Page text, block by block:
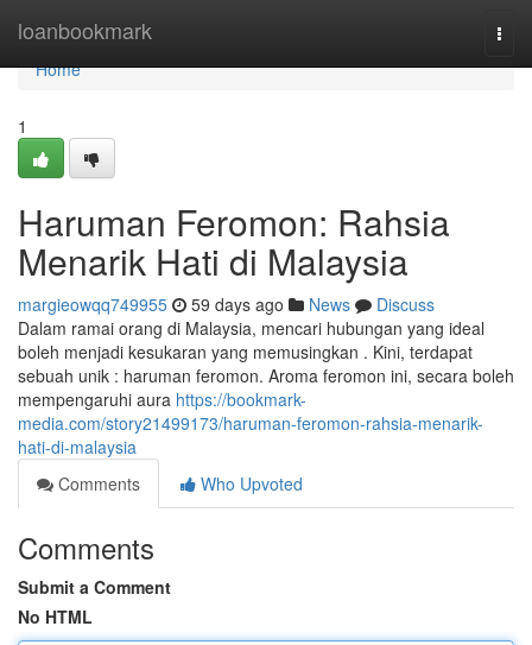
loanbookmark
Home
Home
1
Haruman Feromon: Rahsia
Menarik Hati di Malaysia
margieowqq749955 59 days ago News
Discuss
Dalam ramai orang di Malaysia, mencari hubungan yang ideal
boleh menjadi kesukaran yang memusingkan . Kini, terdapat
sebuah unik : haruman feromon. Aroma feromon ini, secara boleh
mempengaruhi aura https://bookmark-
media.com/story21499173/haruman-feromon-rahsia-menarik-
hati-di-malaysia
Comments
Who Upvoted
Comments
Submit a Comment
No HTML